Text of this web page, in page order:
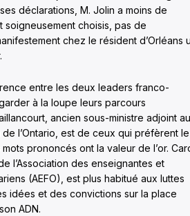
déclarations, M. Jolin a moins de
soigneusement choisis, pas de
chez le résident d’Orléans
entre les deux leaders franco-
à la loupe leurs parcours
ancien sous-ministre adjoint au
de l’Ontario, est de ceux qui préfèrent le
prononcés ont la valeur de l’or.
l’Association des enseignantes et
(AEFO), est plus habitué aux luttes
idées et des convictions sur la place
ADN.